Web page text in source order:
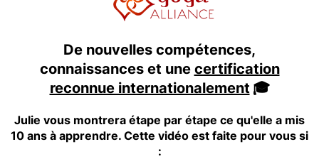
De nouvelles compétences,
connaissances et une certification
reconnue internationalement 🎓
Julie vous montrera étape par étape ce qu'elle a mis
10 ans à apprendre. Cette vidéo est faite pour vous si
: